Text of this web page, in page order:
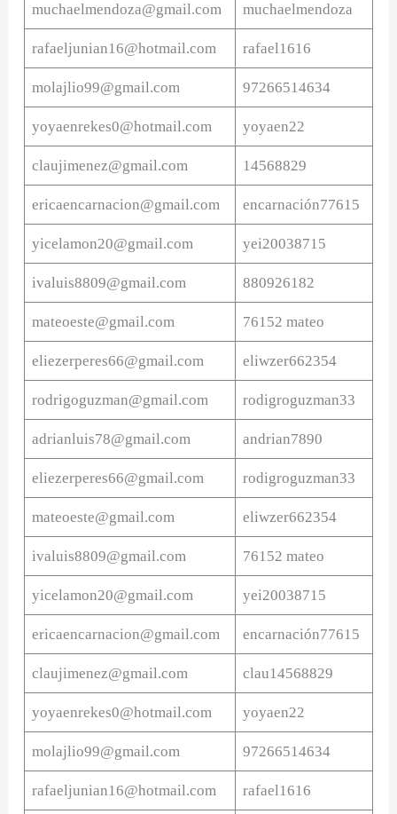
muchaelmendoza@gmail.com muchaelmendoza
rafaeljunian16@hotmail.com rafael1616
molajlio99@gmail.com 97266514634
yoyaenrekes0@hotmail.com yoyaen22
claujimenez@gmail.com 14568829
ericaencarnacion@gmail.com encarnación77615
yicelamon20@gmail.com yei20038715
ivaluis8809@gmail.com 880926182
mateoeste@gmail.com 76152 mateo
eliezerperes66@gmail.com eliwzer662354
rodrigoguzman@gmail.com rodigroguzman33
adrianluis78@gmail.com andrian7890
eliezerperes66@gmail.com rodigroguzman33
mateoeste@gmail.com eliwzer662354
ivaluis8809@gmail.com 76152 mateo
yicelamon20@gmail.com yei20038715
ericaencarnacion@gmail.com encarnación77615
claujimenez@gmail.com clau14568829
yoyaenrekes0@hotmail.com yoyaen22
molajlio99@gmail.com 97266514634
rafaeljunian16@hotmail.com rafael1616